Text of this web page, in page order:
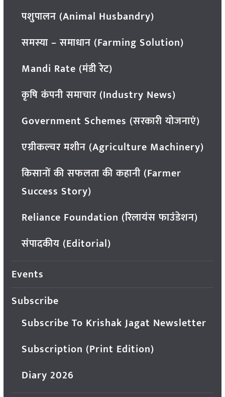
पशुपालन (Animal Husbandry)
समस्या – समाधान (Farming Solution)
Mandi Rate (मंडी रेट)
कृषि कंपनी समाचार (Industry News)
Government Schemes (सरकारी योजनाएं)
एग्रीकल्चर मशीन (Agriculture Machinery)
किसानों की सफलता की कहानी (Farmer
Success Story)
Reliance Foundation (रिलायंस फाउंडेशन)
संपादकीय (Editorial)
Events
Subscribe
Subscribe To Krishak Jagat Newsletter
Subscription (Print Edition)
Diary 2026